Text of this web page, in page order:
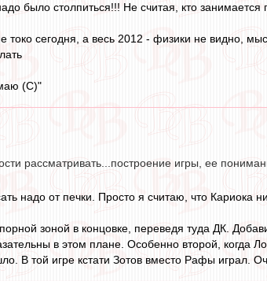
было столпиться!!! Не считая, кто занимается
сегодня, а весь 2012 - физики не видно,
(С)"
рассматривать...построение игры, ее
надо от печки. Просто я считаю, что
зоной в концовке, переведя туда ДК.
в этом плане. Особенно второй, когда
В той игре кстати Зотов вместо Рафы играл.